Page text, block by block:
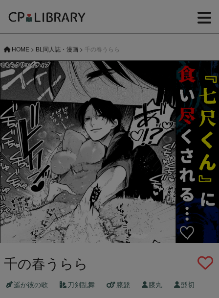
HOME > BL同人誌・漫画 > 千の春うらら
千の春うらら
遥か彼の歌 刀剣乱舞 膝髭 膝丸 髭切